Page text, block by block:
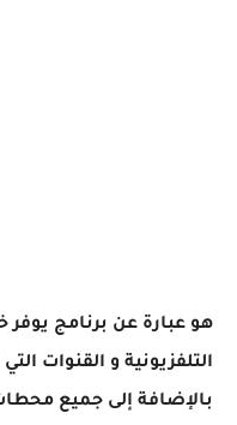
هو عبارة عن برنامج
التلفزيونية و القنوات
بالإضافة إلى جميع